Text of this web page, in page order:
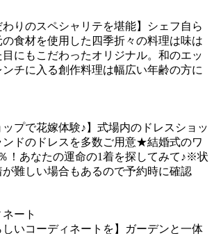
わりのスペシャリテを堪能】シェフ自ら
食材を使用した四季折々の料理は味は
目にもこだわったオリジナル。和のエッ
チに入る創作料理は幅広い年齢の方に
ップで花嫁体験♪】式場内のドレスショッ
ンドのドレスを多数ご用意★結婚式のワ
！あなたの運命の1着を探してみて♪※状
難しい場合もあるので予約時に確認
ート
しいコーディネートを】ガーデンと一体